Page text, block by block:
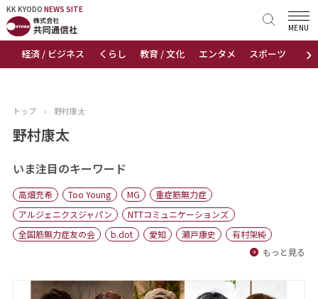
KK KYODO NEWS SITE
›
経済 / ビジネス くらし 教育 / 文化 エンタメ スポーツ 地域
MENU
KK KYODONEWS SITE
トップページ
ニュース
おすすめコンテンツ
出版物
会社概要
トップ › 野村康太
野村康太
いま注目のキーワード
高畑充希 Too Young MG
重症筋無力症
アルジェニクスジャパン
NTTコミュニケーションズ
全国筋無力症友の会
b.dot 愛知 瀬戸康史
有村架純
もっと見る